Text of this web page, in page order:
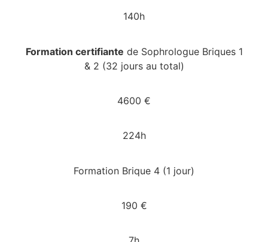
140h
Formation certifiante de Sophrologue Briques 1
& 2 (32 jours au total)
4600 €
224h
Formation Brique 4 (1 jour)
190 €